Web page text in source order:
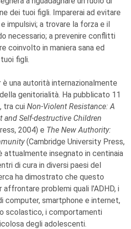
dei tuoi figli. Imparerai ad evitare
impulsivi; a trovare la forza e il
necessario; a prevenire conflitti
coinvolto in maniera sana ed
figli.
è una autorità internazionalmente
genitorialità. Ha pubblicato 11
tra cui Non-Violent Resistance: A
and Self-destructive Children
2004) e The New Authority:
(Cambridge University Press,
attualmente insegnato in centinaia
di cura in diversi paesi del
ha dimostrato che questo
problemi quali l'ADHD, i
computer, smartphone e internet,
scolastico, i comportamenti
degli adolescenti.